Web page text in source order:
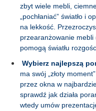
zbyt wiele mebli,
„pochłaniać” światło i
na lekkość.
przearanżowanie
pomogą światłu
Wybierz najlepszą
ma swój „złoty
przez okna w
sprawdź jak działa
wtedy umów